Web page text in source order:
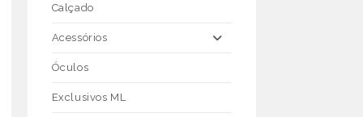
Calçado
Acessórios
Óculos
Exclusivos ML